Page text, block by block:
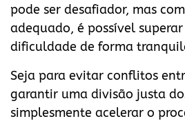
pode ser desafiador, mas
adequado, é possível
dificuldade de forma
Seja para evitar conflitos
garantir uma divisão justa
simplesmente acelerar o